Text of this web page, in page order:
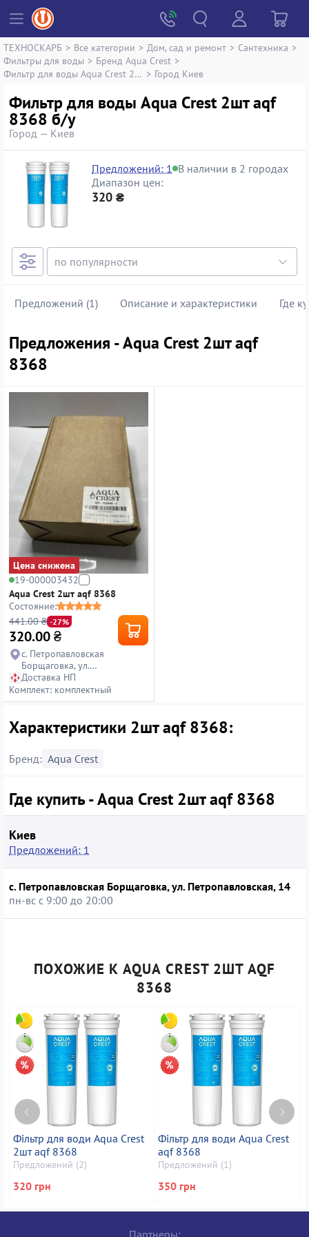
ТЕХНОСКАРБ > Все категории > Дом, сад и ремонт > Сантехника >
Фильтры для воды > Бренд Aqua Crest >
Фильтр для воды Aqua Crest 2шт aqf 8368 > Город Киев
Фильтр для воды Aqua Crest 2шт aqf
8368 б/у
Город — Киев
Предложений: 1 В наличии в 2 городах
Диапазон цен:
320 ₴
Предложений (1) Описание и характеристики Где
Предложения - Aqua Crest 2шт aqf
8368
Цена снижена
19-000003432
Aqua Crest 2шт aqf 8368
Состояние:
441.00 ₴ -27%
320.00₴
с. Петропавловская
Борщаговка, ул.
Петропавловская, 14
Доставка НП
Комплект: комплектный
Характеристики 2шт aqf 8368:
Бренд: Aqua Crest
Где купить - Aqua Crest 2шт aqf 8368
Киев
Предложений: 1
с. Петропавловская Борщаговка, ул. Петропавловская, 14
пн-вс с 9:00 до 20:00
ПОХОЖИЕ К AQUA CREST 2ШТ AQF
8368
Фільтр для води Aqua Crest
2шт aqf 8368
Предложений (2)
320 грн
Фільтр для води Aqua Crest
aqf 8368
Предложений (1)
350 грн